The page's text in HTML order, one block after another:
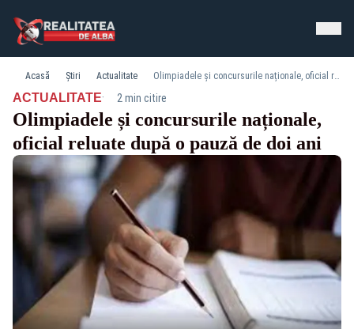
Acasă Știri Actualitate Olimpiadele și concursurile naționale, oficial reluate după o pauză de doi ani
ACTUALITATE· 2 min citire
Olimpiadele și concursurile naționale,
oficial reluate după o pauză de doi ani